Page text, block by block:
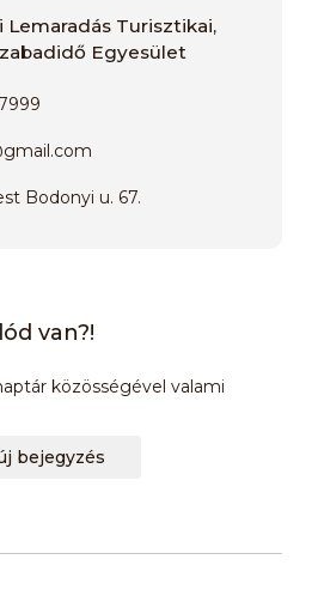
Lemaradás Turisztikai,
Egyesület
gmail.com
Bodonyi u. 67.
van?!
közösségével valami
bejegyzés